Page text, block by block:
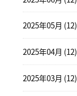
2025年05月 (12)
2025年04月 (12)
2025年03月 (12)